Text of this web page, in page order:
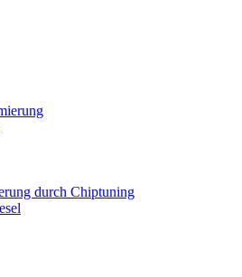
durch Chiptuning